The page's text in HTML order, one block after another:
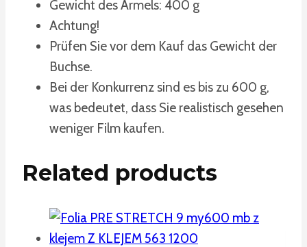
Gewicht des Ärmels: 400 g
Achtung!
Prüfen Sie vor dem Kauf das Gewicht der
Buchse.
Bei der Konkurrenz sind es bis zu 600 g,
was bedeutet, dass Sie realistisch gesehen
weniger Film kaufen.
Related products